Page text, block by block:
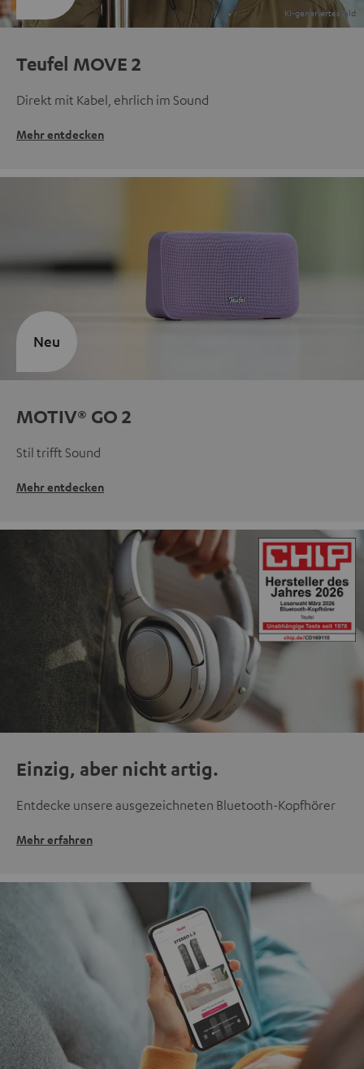
Teufel MOVE 2
Direkt mit Kabel, ehrlich im Sound
Mehr entdecken
MOTIV® GO 2
Stil trifft Sound
Mehr entdecken
Neu
Einzig, aber nicht artig.
Entdecke unsere ausgezeichneten Bluetooth-Kopfhörer
Mehr erfahren